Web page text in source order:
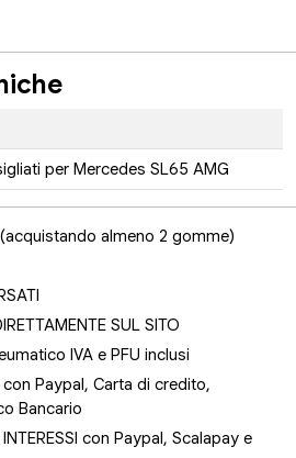
per Mercedes SL65 AMG
(acquistando almeno 2 gomme)
SUL SITO
IVA e PFU inclusi
Paypal, Carta di credito,
Bancario
INTERESSI con Paypal, Scalapay e